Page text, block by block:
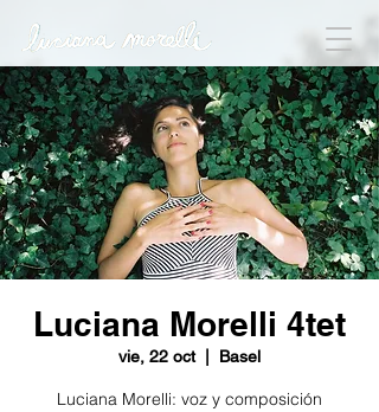
Luciana Morelli 4tet
vie, 22 oct
  |
Basel
Luciana Morelli: voz y composición